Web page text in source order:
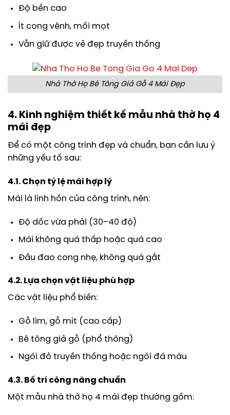
Độ bền cao
Ít cong vênh, mối mọt
Vẫn giữ được vẻ đẹp truyền thống
Nhà Thờ Họ Bê Tông Giả Gỗ 4 Mái Đẹp
4. Kinh nghiệm thiết kế mẫu nhà thờ họ 4
mái đẹp
Để có một công trình đẹp và chuẩn, bạn cần lưu ý
những yếu tố sau:
4.1. Chọn tỷ lệ mái hợp lý
Mái là linh hồn của công trình, nên:
Độ dốc vừa phải (30–40 độ)
Mái không quá thấp hoặc quá cao
Đầu đao cong nhẹ, không quá gắt
4.2. Lựa chọn vật liệu phù hợp
Các vật liệu phổ biến:
Gỗ lim, gỗ mít (cao cấp)
Bê tông giả gỗ (phổ thông)
Ngói đỏ truyền thống hoặc ngói đá màu
4.3. Bố trí công năng chuẩn
Một mẫu nhà thờ họ 4 mái đẹp thường gồm: